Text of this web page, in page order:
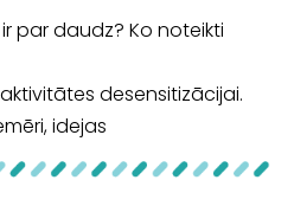
par daudz? Ko noteikti
desensitizācijai.
idejas